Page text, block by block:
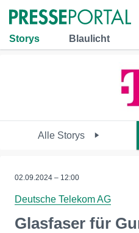
Storys Blaulicht
Alle Storys
02.09.2024 – 12:00
Deutsche Telekom AG
Glasfaser für